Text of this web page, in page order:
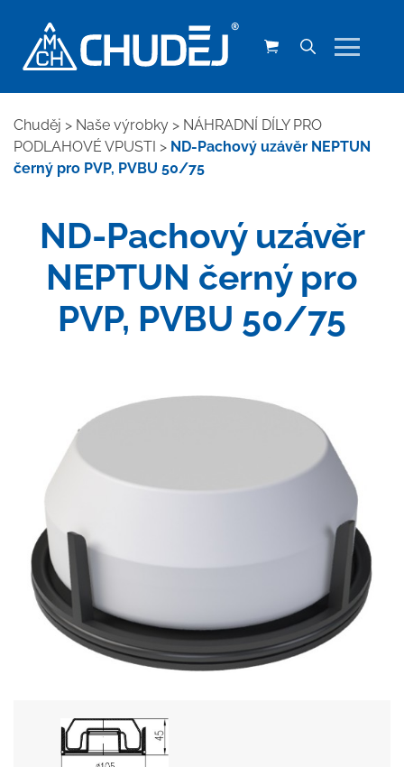
Chuděj > Naše výrobky > NÁHRADNÍ DÍLY PRO
PODLAHOVÉ VPUSTI > ND-Pachový uzávěr NEPTUN
černý pro PVP, PVBU 50/75
ND-Pachový uzávěr
NEPTUN černý pro
PVP, PVBU 50/75